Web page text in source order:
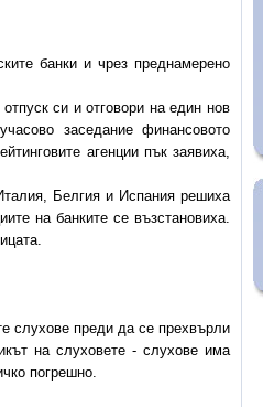
банки и чрез преднамерено
си и отговори на един нов
заседание финансовото
агенции пък заявиха,
Белгия и Испания решиха
на банките се възстановиха.
слухове преди да се прехвърли
на слуховете - слухове има
погрешно.